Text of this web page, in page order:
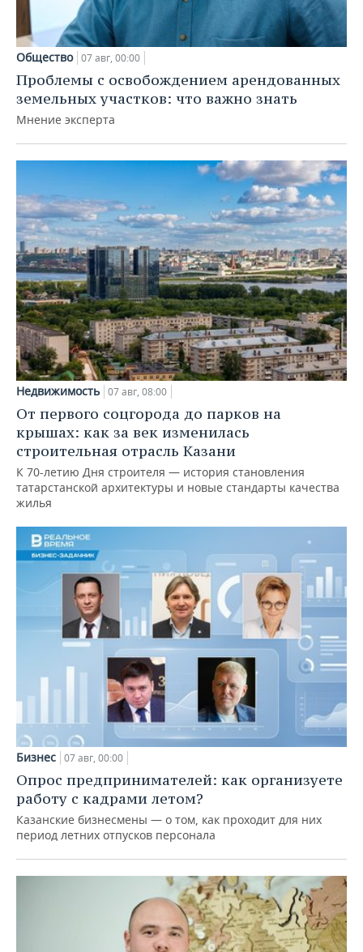
Общество 07 авг, 00:00
Проблемы с освобождением арендованных
земельных участков: что важно знать
Мнение эксперта
Недвижимость 07 авг, 08:00
От первого соцгорода до парков на
крышах: как за век изменилась
строительная отрасль Казани
К 70-летию Дня строителя — история становления
татарстанской архитектуры и новые стандарты качества
жилья
Бизнес 07 авг, 00:00
Опрос предпринимателей: как организуете
работу с кадрами летом?
Казанские бизнесмены — о том, как проходит для них
период летних отпусков персонала